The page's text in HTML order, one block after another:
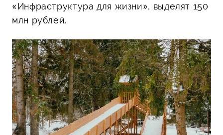
«Инфраструктура для жизни», выделят 150
млн рублей.